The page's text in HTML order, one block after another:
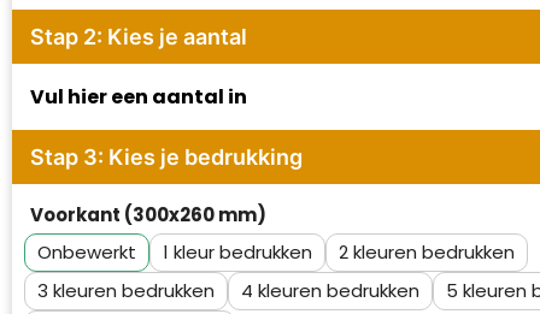
Waterman
Stap 2: Kies je aantal
Vul hier een aantal in
Stap 3: Kies je bedrukking
Voorkant (300x260 mm)
Onbewerkt
1
2
3
4
5